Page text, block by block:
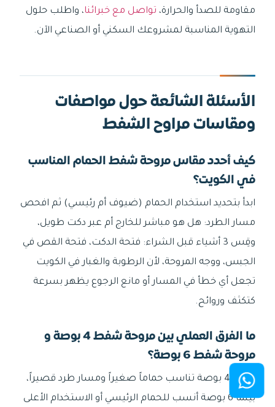
مقاومة للصدأ والحرارة، تواصل مع خبرائنا، واطلب حلول
التهوية المناسبة لمشروعك السكني أو الصناعي الآن.
الأسئلة الشائعة حول مواصفات
ومقاسات مراوح الشفط
كيف أحدد مقاس مروحة شفط الحمام المناسب
في الكويت؟
ابدأ بتحديد استخدام الحمام (ضيوف أم رئيسي) ثم افحص
مسار الطرد: هل هو مباشر للخارج أم عبر دكت طويل،
وقِس 3 أشياء قبل الشراء: فتحة الدكت، فتحة القص في
الجبس، ووجه المروحة، لأن الرطوبة والغبار في الكويت
تجعل أي خطأ في المسار أو مانع الرجوع يظهر بسرعة
كتكثف وروائح.
ما الفرق العملي بين مروحة شفط 4 بوصة و
مروحة شفط 6 بوصة؟
عملياً 4 بوصة تناسب حماماً صغيراً ومسار طرد قصيراً،
بينما 6 بوصة أنسب للحمام الرئيسي أو الاستخدام الأعلى